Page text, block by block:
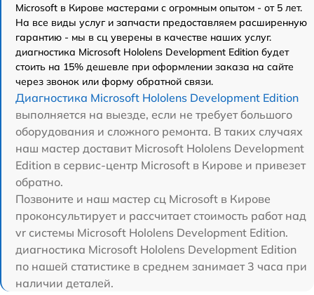
Microsoft в Кирове мастерами с огромным опытом - от 5 лет.
На все виды услуг и запчасти предоставляем расширенную
гарантию - мы в сц уверены в качестве наших услуг.
диагностика Microsoft Hololens Development Edition будет
стоить на 15% дешевле при оформлении заказа на сайте
через звонок или форму обратной связи.
Диагностика Microsoft Hololens Development Edition
выполняется на выезде, если не требует большого
оборудования и сложного ремонта. В таких случаях
наш мастер доставит Microsoft Hololens Development
Edition в сервис-центр Microsoft в Кирове и привезет
обратно.
Позвоните и наш мастер сц Microsoft в Кирове
проконсультирует и рассчитает стоимость работ над
vr системы Microsoft Hololens Development Edition.
диагностика Microsoft Hololens Development Edition
по нашей статистике в среднем занимает 3 часа при
наличии деталей.